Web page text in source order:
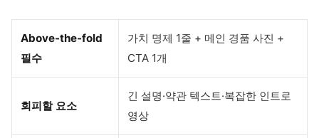
Above-the-fold
필수
가치 명제 1줄 + 메인 경품 사진 +
CTA 1개
회피할 요소
긴 설명·약관 텍스트·복잡한 인트로
영상